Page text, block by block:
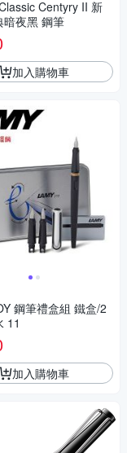
Centyry II 新
暗夜黑 鋼筆
加入購物車
鋼筆禮盒組 鐵盒/2
11
加入購物車